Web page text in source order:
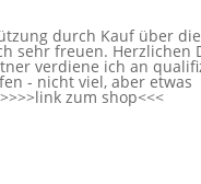
durch Kauf über
sehr freuen. Herzlichen
verdiene ich an
- nicht viel, aber etwas
>>>>link zum shop<<<